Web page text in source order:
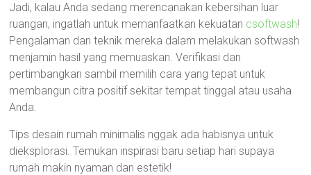
Jadi, kalau Anda sedang merencanakan kebersihan luar
ruangan, ingatlah untuk memanfaatkan kekuatan csoftwash!
Pengalaman dan teknik mereka dalam melakukan softwash
menjamin hasil yang memuaskan. Verifikasi dan
pertimbangkan sambil memilih cara yang tepat untuk
membangun citra positif sekitar tempat tinggal atau usaha
Anda.
Tips desain rumah minimalis nggak ada habisnya untuk
dieksplorasi. Temukan inspirasi baru setiap hari supaya
rumah makin nyaman dan estetik!